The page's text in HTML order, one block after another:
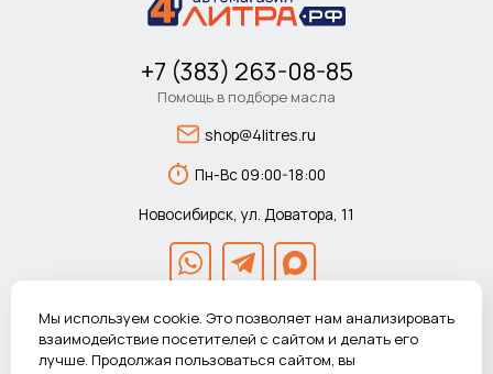
+7 (383) 263-08-85
Помощь в подборе масла
shop@4litres.ru
Пн-Вс 09:00-18:00
Новосибирск, ул. Доватора, 11
Мы используем cookie. Это позволяет нам анализировать
взаимодействие посетителей с сайтом и делать его
лучше. Продолжая пользоваться сайтом, вы